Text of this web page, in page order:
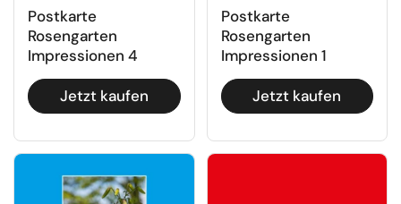
Postkarte
Rosengarten
Impressionen 4
Jetzt kaufen
Postkarte
Rosengarten
Impressionen 1
Jetzt kaufen